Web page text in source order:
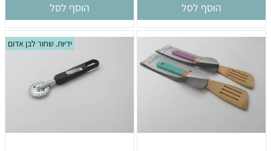
הוסף לסל הוסף לסל
ידיות. שחור לבן אדום